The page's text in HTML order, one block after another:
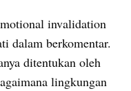
invalidation
dalam berkomentar.
ditentukan oleh
lingkungan